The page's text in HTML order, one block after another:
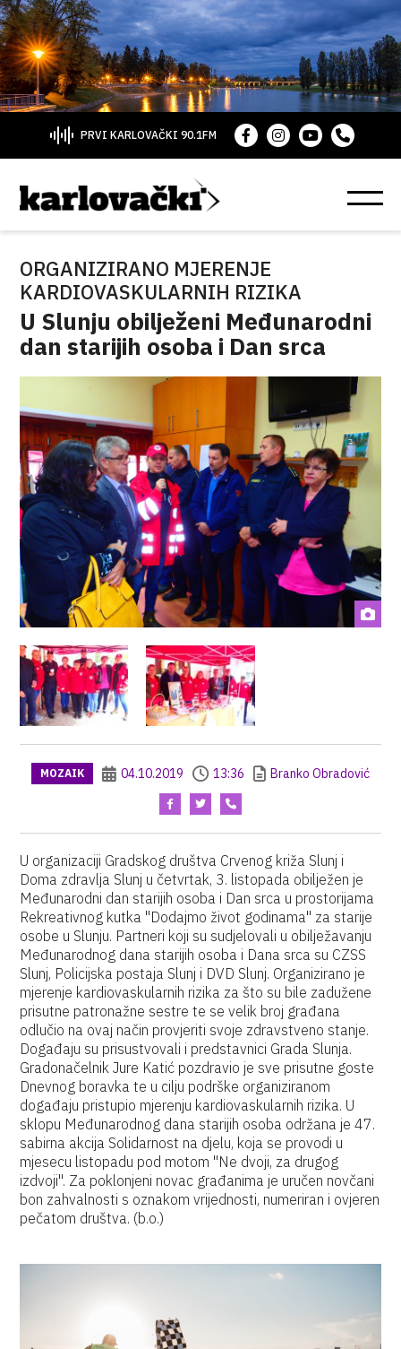
PRVI KARLOVAČKI 90.1FM
ORGANIZIRANO MJERENJE
KARDIOVASKULARNIH RIZIKA
U Slunju obilježeni Međunarodni
dan starijih osoba i Dan srca
MOZAIK 04.10.2019 13:36 Branko Obradović
U organizaciji Gradskog društva Crvenog križa Slunj i
Doma zdravlja Slunj u četvrtak, 3. listopada obilježen je
Međunarodni dan starijih osoba i Dan srca u prostorijama
Rekreativnog kutka "Dodajmo život godinama" za starije
osobe u Slunju. Partneri koji su sudjelovali u obilježavanju
Međunarodnog dana starijih osoba i Dana srca su CZSS
Slunj, Policijska postaja Slunj i DVD Slunj. Organizirano je
mjerenje kardiovaskularnih rizika za što su bile zadužene
prisutne patronažne sestre te se velik broj građana
odlučio na ovaj način provjeriti svoje zdravstveno stanje.
Događaju su prisustvovali i predstavnici Grada Slunja.
Gradonačelnik Jure Katić pozdravio je sve prisutne goste
Dnevnog boravka te u cilju podrške organiziranom
događaju pristupio mjerenju kardiovaskularnih rizika. U
sklopu Međunarodnog dana starijih osoba održana je 47.
sabirna akcija Solidarnost na djelu, koja se provodi u
mjesecu listopadu pod motom "Ne dvoji, za drugog
izdvoji". Za poklonjeni novac građanima je uručen novčani
bon zahvalnosti s oznakom vrijednosti, numeriran i ovjeren
pečatom društva. (b.o.)